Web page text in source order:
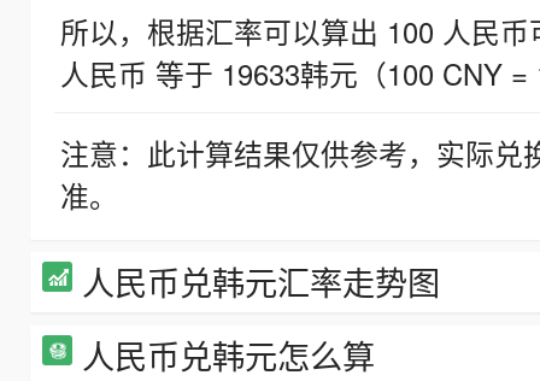
所以，根据汇率可以算出 100 人民
人民币 等于 19633韩元（100 CNY =
注意：此计算结果仅供参考，实际
准。
人民币兑韩元汇率走势图
人民币兑韩元怎么算